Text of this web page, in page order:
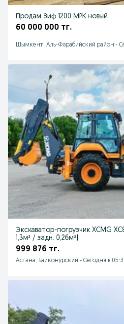
Продам Зиф 1200 МРК новый
60 000 000 тг.
Шымкент, Аль-Фарабийский район -
Экскаватор-погрузчик XCMG
1,3м³ / задн. 0,26м³)
999 876 тг.
Астана, Байконурский - Сегодня в